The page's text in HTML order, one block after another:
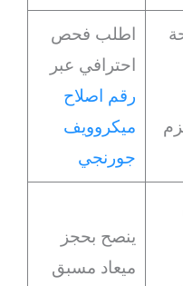
اطلب فحص
احترافي عبر
رقم اصلاح
ميكروويف
جورنجي
ينصح بحجز
ميعاد مسبق